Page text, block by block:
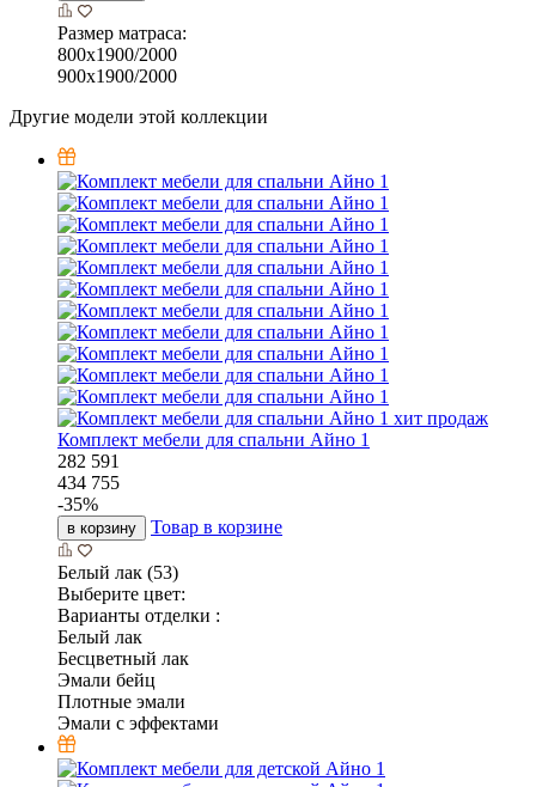
Размер матраса:
800х1900/2000
900х1900/2000
Другие модели этой коллекции
хит продаж
Комплект мебели для спальни Айно 1
282 591
434 755
-35%
в корзину Товар в корзине
Белый лак (53)
Выберите цвет:
Варианты отделки :
Белый лак
Бесцветный лак
Эмали бейц
Плотные эмали
Эмали с эффектами